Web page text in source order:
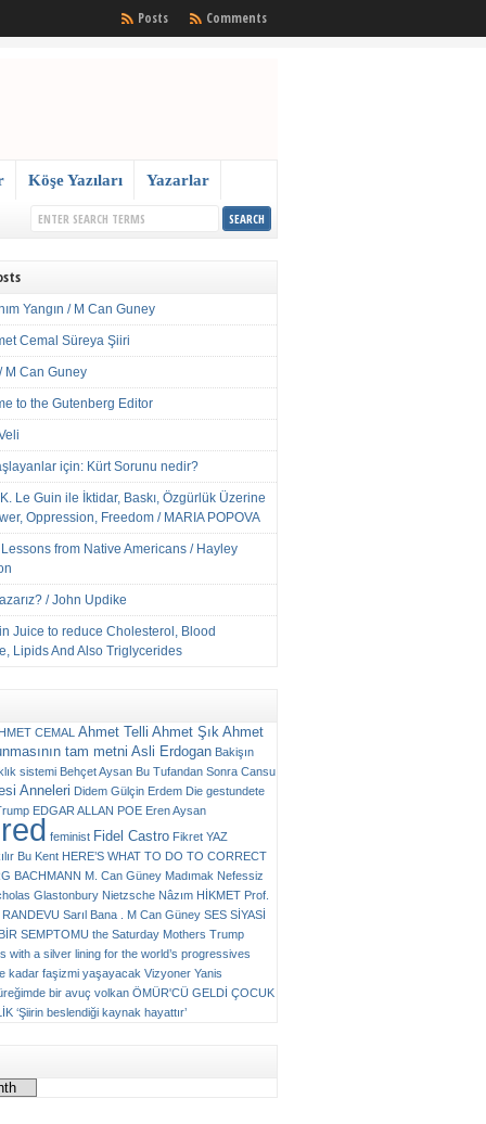
Comments
Posts
Köşe Yazıları Yazarlar
Yangın / M Can Guney
Cemal Süreya Şiiri
M Can Guney
to the Gutenberg Editor
için: Kürt Sorunu nedir?
Le Guin ile İktidar, Baskı, Özgürlük Üzerine
Oppression, Freedom / MARIA POPOVA
from Native Americans / Hayley
/ John Updike
Juice to reduce Cholesterol, Blood
Lipids And Also Triglycerides
CEMAL Ahmet Telli Ahmet Şık Ahmet
tam metni Asli Erdogan Bakişın
sistemi Behçet Aysan Bu Tufandan Sonra Cansu
Anneleri Didem Gülçin Erdem Die gestundete
EDGAR ALLAN POE Eren Aysan
feminist Fidel Castro Fikret YAZ
Bu Kent HERE’S WHAT TO DO TO CORRECT
BACHMANN M. Can Güney Madımak Nefessiz
Glastonbury Nietzsche Nâzım HİKMET Prof.
RANDEVU Sarıl Bana . M Can Güney SES SİYASİ
SEMPTOMU the Saturday Mothers Trump
with a silver lining for the world’s progressives
kadar faşizmi yaşayacak Vizyoner Yanis
bir avuç volkan ÖMÜR'CÜ GELDİ ÇOCUK
‘Şiirin beslendiği kaynak hayattır’